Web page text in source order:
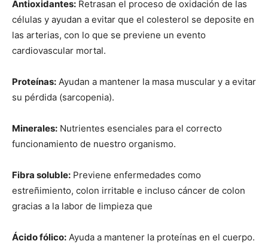
Antioxidantes: Retrasan el proceso de oxidación de las
células y ayudan a evitar que el colesterol se deposite en
las arterias, con lo que se previene un evento
cardiovascular mortal.
Proteínas: Ayudan a mantener la masa muscular y a evitar
su pérdida (sarcopenia).
Minerales: Nutrientes esenciales para el correcto
funcionamiento de nuestro organismo.
Fibra soluble: Previene enfermedades como
estreñimiento, colon irritable e incluso cáncer de colon
gracias a la labor de limpieza que
Ácido fólico: Ayuda a mantener la proteínas en el cuerpo.